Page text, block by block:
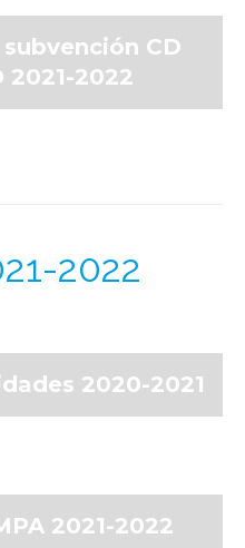
CD
2021-2022
2022
2020-2021
2021-2022